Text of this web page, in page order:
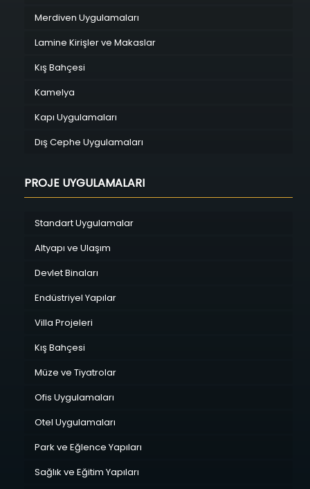
Merdiven Uygulamaları
Lamine Kirişler ve Makaslar
Kış Bahçesi
Kamelya
Kapı Uygulamaları
Dış Cephe Uygulamaları
PROJE UYGULAMALARI
Standart Uygulamalar
Altyapı ve Ulaşım
Devlet Binaları
Endüstriyel Yapılar
Villa Projeleri
Kış Bahçesi
Müze ve Tiyatrolar
Ofis Uygulamaları
Otel Uygulamaları
Park ve Eğlence Yapıları
Sağlık ve Eğitim Yapıları